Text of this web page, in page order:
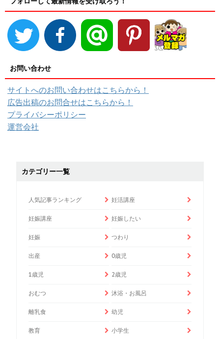
お問い合わせ
サイトへのお問い合わせはこちらから！
広告出稿のお問合せはこちらから！
プライバシーポリシー
運営会社
カテゴリー一覧
人気記事ランキング 妊活講座
妊娠講座 妊娠したい
妊娠 つわり
出産 0歳児
1歳児 2歳児
おむつ 沐浴・お風呂
離乳食 幼児
教育 小学生